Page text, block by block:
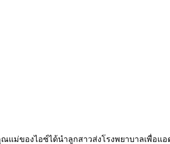
แม่ของไอซ์ได้นำลูกสาวส่งโรงพยาบาลเพื่อ